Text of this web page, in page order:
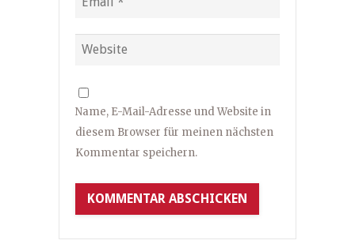
Name, E-Mail-Adresse und Website in
diesem Browser für meinen nächsten
Kommentar speichern.